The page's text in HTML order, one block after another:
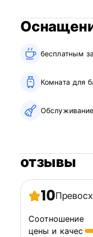
4. Никакого
5. Запрещено
еду и напитки. Вы
6. Запланируйте
7. Посещения
без него.
9. Если вам нужно
бесплатным
Комната для
Обслуживание
отзывы
10
Соотношение
цены и качес